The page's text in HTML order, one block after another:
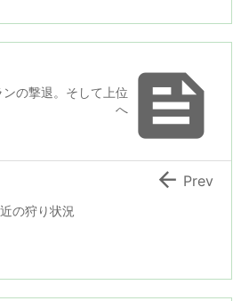

の撃退。そして上位
へ
の狩り状況
 Prev